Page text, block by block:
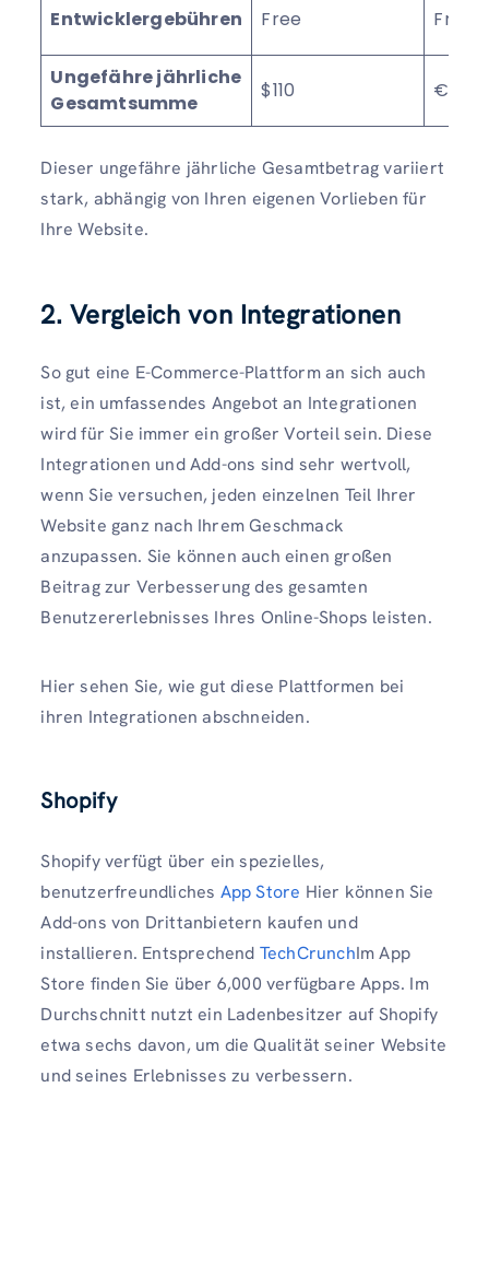
Entwicklergebühren Free Free
Ungefähre jährliche
Gesamtsumme
$110 €300
Dieser ungefähre jährliche Gesamtbetrag variiert
stark, abhängig von Ihren eigenen Vorlieben für
Ihre Website.
2. Vergleich von Integrationen
So gut eine E-Commerce-Plattform an sich auch
ist, ein umfassendes Angebot an Integrationen
wird für Sie immer ein großer Vorteil sein. Diese
Integrationen und Add-ons sind sehr wertvoll,
wenn Sie versuchen, jeden einzelnen Teil Ihrer
Website ganz nach Ihrem Geschmack
anzupassen. Sie können auch einen großen
Beitrag zur Verbesserung des gesamten
Benutzererlebnisses Ihres Online-Shops leisten.
Hier sehen Sie, wie gut diese Plattformen bei
ihren Integrationen abschneiden.
Shopify
Shopify verfügt über ein spezielles,
benutzerfreundliches App Store Hier können Sie
Add-ons von Drittanbietern kaufen und
installieren. Entsprechend TechCrunchIm App
Store finden Sie über 6,000 verfügbare Apps. Im
Durchschnitt nutzt ein Ladenbesitzer auf Shopify
etwa sechs davon, um die Qualität seiner Website
und seines Erlebnisses zu verbessern.